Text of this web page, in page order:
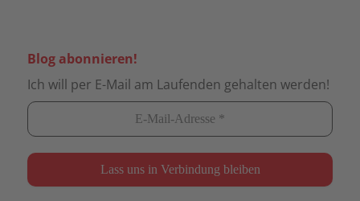
Blog abonnieren!
Ich will per E-Mail am Laufenden gehalten werden!